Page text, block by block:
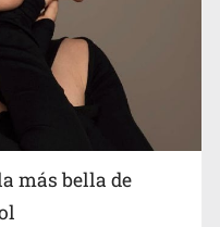
riesgo epidemiológico
más bella de